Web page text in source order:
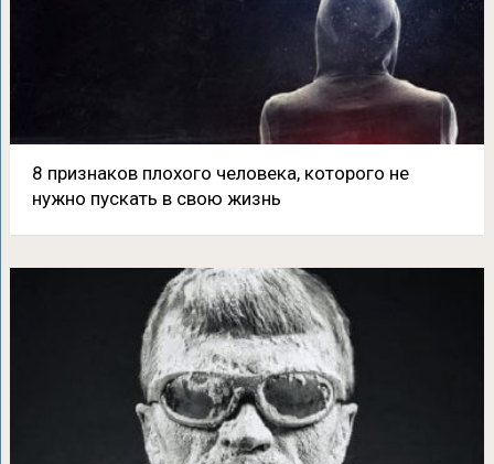
8 признаков плохого человека, которого не
нужно пускать в свою жизнь